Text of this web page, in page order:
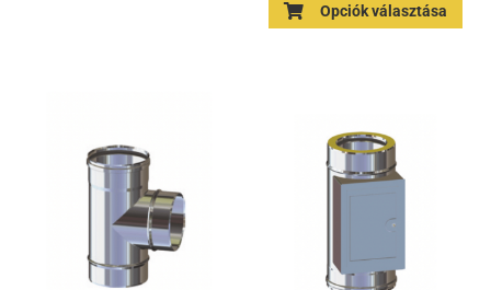
Opciók választása